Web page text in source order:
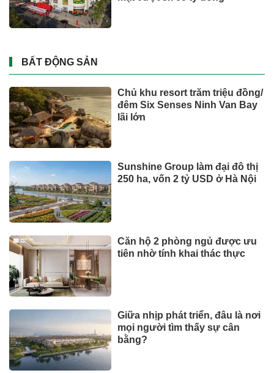
BẤT ĐỘNG SẢN
Chủ khu resort trăm triệu đồng/
đêm Six Senses Ninh Van Bay
lãi lớn
Sunshine Group làm đại đô thị
250 ha, vốn 2 tỷ USD ở Hà Nội
Căn hộ 2 phòng ngủ được ưu
tiên nhờ tính khai thác thực
Giữa nhịp phát triển, đâu là nơi
mọi người tìm thấy sự cân
bằng?